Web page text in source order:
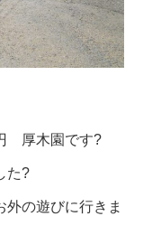
厚木園です?
た?
外の遊びに行きま